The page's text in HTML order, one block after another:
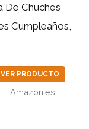
De Chuches
Cumpleaños,
VER PRODUCTO
Amazon.es